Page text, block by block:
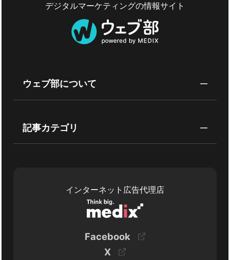
デジタルマーケティングの情報サイト
ウェブ部について
記事カテゴリ
インターネット広告代理店
Facebook
X